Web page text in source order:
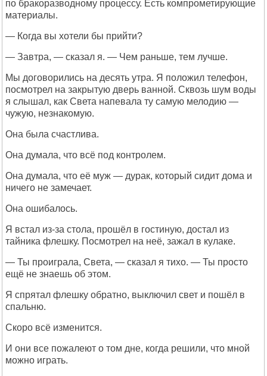
по бракоразводному процессу. Есть компрометирующие
материалы.
— Когда вы хотели бы прийти?
— Завтра, — сказал я. — Чем раньше, тем лучше.
Мы договорились на десять утра. Я положил телефон,
посмотрел на закрытую дверь ванной. Сквозь шум воды
я слышал, как Света напевала ту самую мелодию —
чужую, незнакомую.
Она была счастлива.
Она думала, что всё под контролем.
Она думала, что её муж — дурак, который сидит дома и
ничего не замечает.
Она ошибалось.
Я встал из-за стола, прошёл в гостиную, достал из
тайника флешку. Посмотрел на неё, зажал в кулаке.
— Ты проиграла, Света, — сказал я тихо. — Ты просто
ещё не знаешь об этом.
Я спрятал флешку обратно, выключил свет и пошёл в
спальню.
Скоро всё изменится.
И они все пожалеют о том дне, когда решили, что мной
можно играть.